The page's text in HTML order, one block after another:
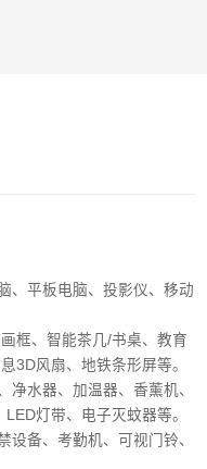
、平板电脑、投影仪、移动
框、智能茶几/书桌、教育
3D风扇、地铁条形屏等。
净水器、加温器、香薰机、
灯带、电子灭蚊器等。
设备、考勤机、可视门铃、